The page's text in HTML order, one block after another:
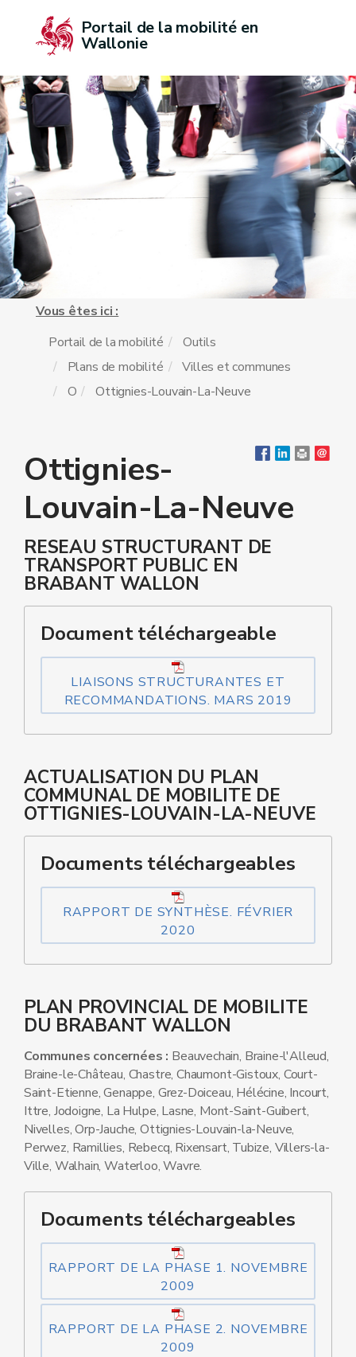
Portail de la mobilité en
Wallonie
Vous êtes ici :
Portail de la mobilité
Outils
Plans de mobilité
Villes et communes
O
Ottignies-Louvain-La-Neuve
Ottignies-
Louvain-La-Neuve
RESEAU STRUCTURANT DE
TRANSPORT PUBLIC EN
BRABANT WALLON
Document téléchargeable
LIAISONS STRUCTURANTES ET
RECOMMANDATIONS. MARS 2019
ACTUALISATION DU PLAN
COMMUNAL DE MOBILITE DE
OTTIGNIES-LOUVAIN-LA-NEUVE
Documents téléchargeables
RAPPORT DE SYNTHÈSE. FÉVRIER
2020
PLAN PROVINCIAL DE MOBILITE
DU BRABANT WALLON
Communes concernées : Beauvechain, Braine-l'Alleud,
Braine-le-Château, Chastre, Chaumont-Gistoux, Court-
Saint-Etienne, Genappe, Grez-Doiceau, Hélécine, Incourt,
Ittre, Jodoigne, La Hulpe, Lasne, Mont-Saint-Guibert,
Nivelles, Orp-Jauche, Ottignies-Louvain-la-Neuve,
Perwez, Ramillies, Rebecq, Rixensart, Tubize, Villers-la-
Ville, Walhain, Waterloo, Wavre.
Documents téléchargeables
RAPPORT DE LA PHASE 1. NOVEMBRE
2009
RAPPORT DE LA PHASE 2. NOVEMBRE
2009